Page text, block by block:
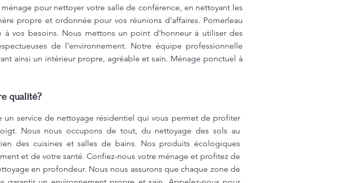
pour nettoyer votre salle de conférence, en nettoyant les
propre et ordonnée pour vos réunions d’affaires. Pomerleau
vos besoins. Nous mettons un point d'honneur à utiliser des
de l'environnement. Notre équipe professionnelle
ainsi un intérieur propre, agréable et sain. Ménage ponctuel à
qualité?
un service de nettoyage résidentiel qui vous permet de profiter
Nous nous occupons de tout, du nettoyage des sols au
des cuisines et salles de bains. Nos produits écologiques
et de votre santé. Confiez-nous votre ménage et profitez de
en profondeur. Nous nous assurons que chaque zone de